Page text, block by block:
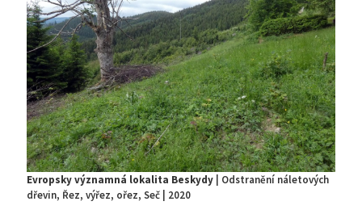
Evropsky významná lokalita Beskydy | Odstranění náletových
dřevin, Řez, výřez, ořez, Seč | 2020